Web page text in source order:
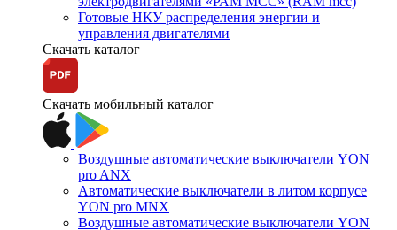
Готовые НКУ распределения энергии и
управления двигателями
Скачать каталог
Скачать мобильный каталог
Воздушные автоматические выключатели YON
pro ANX
Автоматические выключатели в литом корпусе
YON pro MNX
Воздушные автоматические выключатели YON